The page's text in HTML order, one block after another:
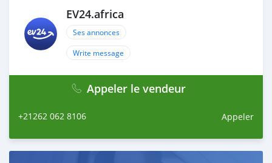
EV24.africa
Ses annonces
Write message
Appeler le vendeur
+21262 062 8106 Appeler